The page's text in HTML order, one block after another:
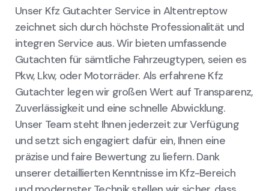
Unser Kfz Gutachter Service in Altentreptow
zeichnet sich durch höchste Professionalität und
integren Service aus. Wir bieten umfassende
Gutachten für sämtliche Fahrzeugtypen, seien es
Pkw, Lkw, oder Motorräder. Als erfahrene Kfz
Gutachter legen wir großen Wert auf Transparenz,
Zuverlässigkeit und eine schnelle Abwicklung.
Unser Team steht Ihnen jederzeit zur Verfügung
und setzt sich engagiert dafür ein, Ihnen eine
präzise und faire Bewertung zu liefern. Dank
unserer detaillierten Kenntnisse im Kfz-Bereich